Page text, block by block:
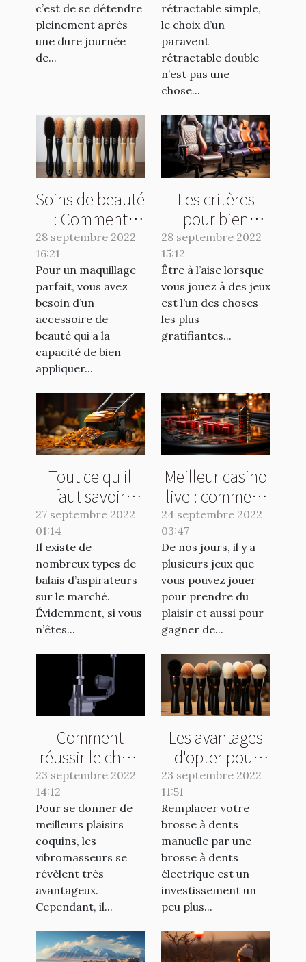
c’est de se détendre
pleinement après
une dure journée
de...
rétractable simple,
le choix d’un
paravent
rétractable double
n’est pas une
chose...
Soins de beauté
: Comment
utiliser un
pinceau en
poils naturels ?
28 septembre 2022
16:21
Pour un maquillage
parfait, vous avez
besoin d’un
accessoire de
beauté qui a la
capacité de bien
appliquer...
Les critères
pour bien
choisir une
chaise pour
gamer
28 septembre 2022
15:12
Être à l’aise lorsque
vous jouez à des jeux
est l’un des choses
les plus
gratifiantes...
Tout ce qu'il
faut savoir
avant l'achat
d'un balai
aspirateur
27 septembre 2022
01:14
Il existe de
nombreux types de
balais d’aspirateurs
sur le marché.
Évidemment, si vous
n’êtes...
Meilleur casino
live : comment
faire le bon
24 septembre 2022
03:47
De nos jours, il y a
plusieurs jeux que
vous pouvez jouer
pour prendre du
plaisir et aussi pour
gagner de...
Comment
réussir le choix
de votre
vibromasseur ?
23 septembre 2022
14:12
Pour se donner de
meilleurs plaisirs
coquins, les
vibromasseurs se
révèlent très
avantageux.
Cependant, il...
Les avantages
d'opter pour
une brosse
électrique
23 septembre 2022
11:51
Remplacer votre
brosse à dents
manuelle par une
brosse à dents
électrique est un
investissement un
peu plus...